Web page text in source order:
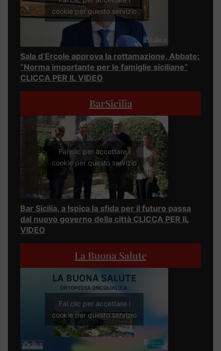
cookie per questo servizio
Sala d’Ercole approva la rottamazione, Abbate:
“Norma importante per le famiglie siciliane”
CLICCA PER IL VIDEO
BarSicilia
Fai clic per accettare i
cookie per questo servizio
Bar Sicilia, a Ispica la sfida per il futuro passa
dal nuovo governo della città CLICCA PER IL
VIDEO
La Buona Salute
Fai clic per accettare i
cookie per questo servizio